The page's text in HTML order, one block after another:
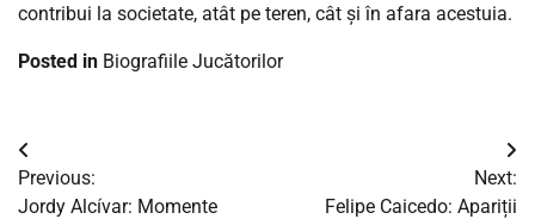
contribui la societate, atât pe teren, cât și în afara acestuia.
Posted in Biografiile Jucătorilor
Post
navigation
Previous:
Jordy Alcívar: Momente
Next:
Felipe Caicedo: Apariții